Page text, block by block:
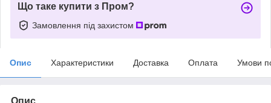
Що таке купити з Пром?
Замовлення під захистом
Опис Характеристики Доставка Оплата Умови
Опис